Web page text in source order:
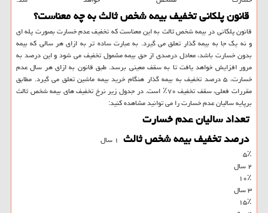
قانون پلکانی تخفیف بیمه شخص ثالث به چه معناست؟
قانون پلکانی در بیمه شخص ثالث به این معناست که تخفیف عدم خسارت بصورت پله ای
و نه یک جا به بیمه گذار تعلق می گیرد. به عبارت ساده تر به ازای هر سالی که بیمه
بدون خسارت باشد، معادل درصدی از حق بیمه مشمول تخفیف می شود و این درصد به
مرور افزایش خواهد یافت تا به سقف معینی برسد. طبق قانون به ازای هر سال عدم
خسارت، ۵ درصد تخفیف به بیمه گذار هنگام خرید بیمه ماشین تعلق می گیرد. مطابق
مقررات فعلی، سقف تخفیف ۷۰٪ است. در جدول زیر نرخ تخفیف های بیمه شخص ثالث
برپایه سالیان عدم خسارت را می توانید مشاهده کنید:
تعداد سالیان عدم خسارت
درصد تخفیف بیمه شخص ثالث
۵٪
۲ سال
۱۰٪
۳ سال
۱۵٪